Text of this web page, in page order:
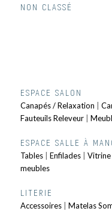
NON CLASSÉ
ESPACE SALON
Canapés / Relaxation
Fauteuils Releveur|
ESPACE SALLE À
Tables| Enfilades| Vitrine
meubles
LITERIE
Accessoires| Matelas